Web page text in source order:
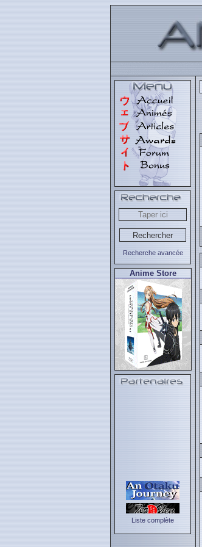
Recherche avancée
Anime Store
Liste complète